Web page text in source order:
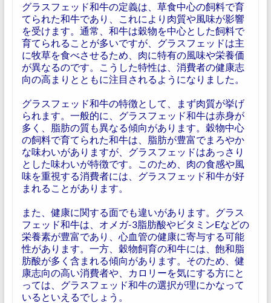
グラスフェッド和牛の定義は、草食中心の飼料で育
てられた和牛であり、これにより肉質や風味が影響
を受けます。通常、和牛は穀物を中心とした飼料で
育てられることが多いですが、グラスフェッドは主
に牧草を食べさせるため、肉に特有の風味や栄養価
が異なるのです。こうした特性は、消費者の健康志
向の高まりとともに注目されるようになりました。
グラスフェッド和牛の特徴として、まず肉質が挙げ
られます。一般的に、グラスフェッド和牛は赤身が
多く、脂肪の質も異なる傾向があります。穀物中心
の飼料で育てられた和牛は、脂肪が豊富でまろやか
な味わいがありますが、グラスフェッドはあっさり
とした味わいが特徴です。このため、肉の食感や風
味を重視する消費者には、グラスフェッド和牛が好
まれることがあります。
また、健康に関する面でも違いがあります。グラス
フェッド和牛は、オメガ-3脂肪酸やビタミンEなどの
栄養素が豊富であり、心血管の健康に寄与する可能
性があります。一方、穀物飼育の和牛には、飽和脂
肪酸が多く含まれる傾向があります。そのため、健
康志向の高い消費者や、カロリーを気にする方にと
っては、グラスフェッド和牛の選択が理にかなって
いるといえるでしょう。